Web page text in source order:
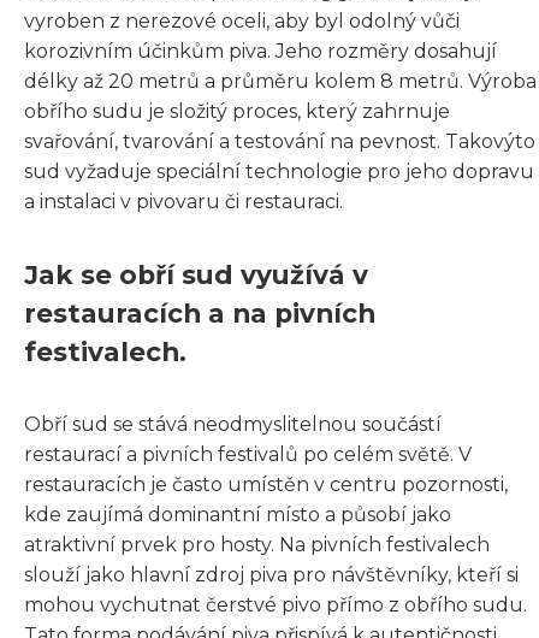
vyroben z nerezové oceli, aby byl odolný vůči
korozivním účinkům piva. Jeho rozměry dosahují
délky až 20 metrů a průměru kolem 8 metrů. Výroba
obřího sudu je složitý proces, který zahrnuje
svařování, tvarování a testování na pevnost. Takovýto
sud vyžaduje speciální technologie pro jeho dopravu
a instalaci v pivovaru či restauraci.
Jak se obří sud využívá v
restauracích a na pivních
festivalech.
Obří sud se stává neodmyslitelnou součástí
restaurací a pivních festivalů po celém světě. V
restauracích je často umístěn v centru pozornosti,
kde zaujímá dominantní místo a působí jako
atraktivní prvek pro hosty. Na pivních festivalech
slouží jako hlavní zdroj piva pro návštěvníky, kteří si
mohou vychutnat čerstvé pivo přímo z obřího sudu.